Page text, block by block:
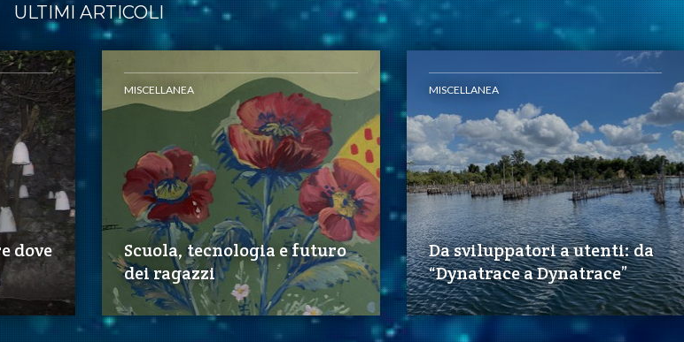
ULTIMI ARTICOLI
dove
MISCELLANEA
Scuola, tecnologia e futuro
dei ragazzi
MISCELLANEA
Da sviluppatori a utenti: da
“Dynatrace a Dynatrace”